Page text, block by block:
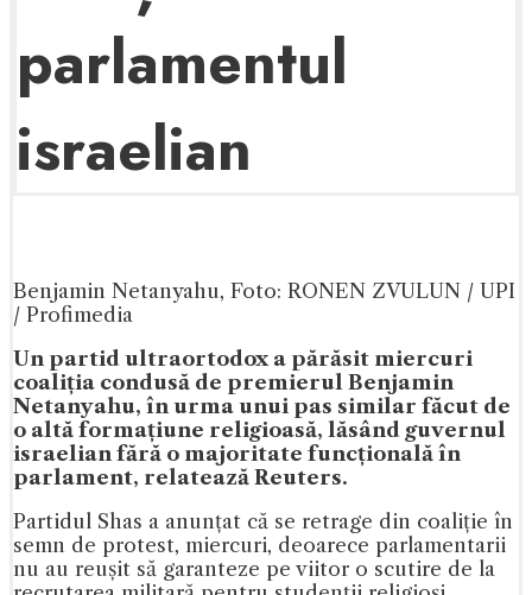
parlamentul
israelian
Benjamin Netanyahu, Foto: RONEN ZVULUN / UPI
/ Profimedia
Un partid ultraortodox a părăsit miercuri
coaliția condusă de premierul Benjamin
Netanyahu, în urma unui pas similar făcut de
o altă formațiune religioasă, lăsând guvernul
israelian fără o majoritate funcțională în
parlament, relatează Reuters.
Partidul Shas a anunțat că se retrage din coaliție în
semn de protest, miercuri, deoarece parlamentarii
nu au reușit să garanteze pe viitor o scutire de la